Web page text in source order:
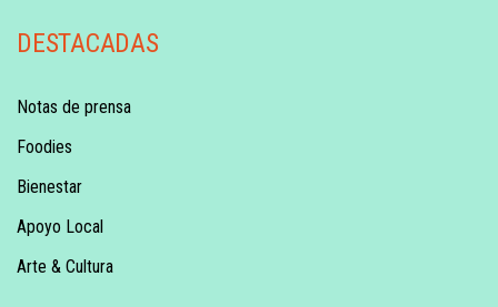
DESTACADAS
Notas de prensa
Foodies
Bienestar
Apoyo Local
Arte & Cultura